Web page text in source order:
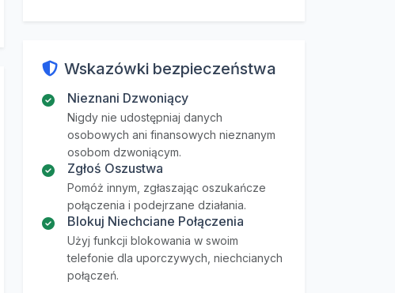
Wskazówki bezpieczeństwa
Nieznani Dzwoniący
Nigdy nie udostępniaj danych
osobowych ani finansowych nieznanym
osobom dzwoniącym.
Zgłoś Oszustwa
Pomóż innym, zgłaszając oszukańcze
połączenia i podejrzane działania.
Blokuj Niechciane Połączenia
Użyj funkcji blokowania w swoim
telefonie dla uporczywych, niechcianych
połączeń.